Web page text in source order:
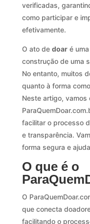
verificadas,
como participar e
efetivamente.
O ato de doaré uma
construção de uma
No entanto, muitos
quanto à forma
Neste artigo,
facilitar o processo
e transparência.
forma segura e
O que é o
O
que conecta
facilitando o